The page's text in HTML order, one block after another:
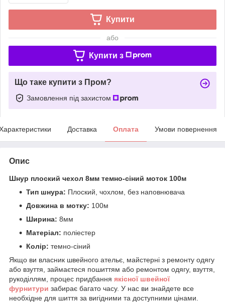
Купити
або
Купити з
Що таке купити з Пром?
Замовлення під захистом
Доставка Оплата Умови повернення
Опис
Шнур плоский чехол 8мм темно-сіний моток 100м
Тип шнура: Плоский, чохлом, без наповнювача
Довжина в мотку: 100м
Ширина: 8мм
Матеріал: поліестер
Колір: темно-сіний
Якщо ви власник швейного ательє, майстерні з ремонту одягу
або взуття, займаєтеся пошиттям або ремонтом одягу, взуття,
рукоділлям, процес придбання якісної швейної
фурнитури забирає багато часу. У нас ви знайдете все
необхідне для шиття за вигідними та доступними цінами.